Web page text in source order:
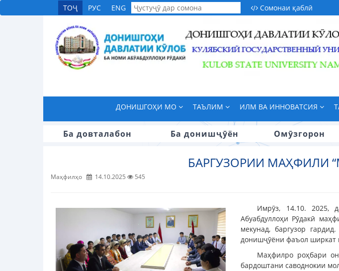
ТОҶ РУС ENG Сомонаи қаблӣ
ДОНИШГОҲИ МО ТАЪЛИМ ИЛМ ВА ИННОВАТСИЯ
Ба довталабон Ба донишҷӯён Омӯзгорон
БАРГУЗОРИИ МАҲФИЛИ
Маҳфилҳо 14.10.2025 545
Имрӯз, 14.10. 2025,
Абуабдуллоҳи Рӯдакӣ
мекунад, баргузор
донишҷӯёни фаъол ширкат
Маҳфилро роҳбари
бардоштани саводнокии